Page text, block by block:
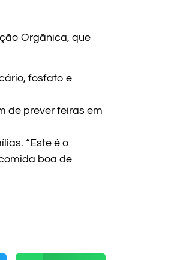
Orgânica, que
fosfato e
de prever feiras em
“Este é o
boa de